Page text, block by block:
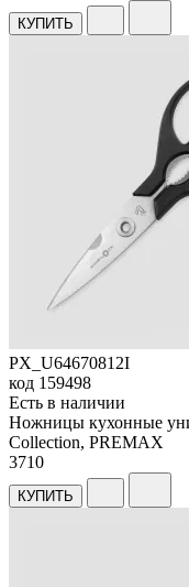
КУПИТЬ
PX_U64670812I
код 159498
Есть в наличии
Ножницы кухонные
Collection, PREMAX
3710
КУПИТЬ